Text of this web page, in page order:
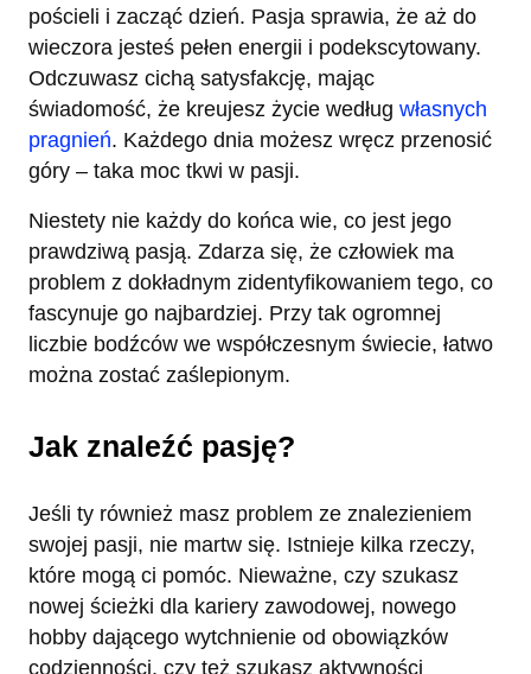
pościeli i zacząć dzień. Pasja sprawia, że aż do
wieczora jesteś pełen energii i podekscytowany.
Odczuwasz cichą satysfakcję, mając
świadomość, że kreujesz życie według własnych
pragnień. Każdego dnia możesz wręcz przenosić
góry – taka moc tkwi w pasji.
Niestety nie każdy do końca wie, co jest jego
prawdziwą pasją. Zdarza się, że człowiek ma
problem z dokładnym zidentyfikowaniem tego, co
fascynuje go najbardziej. Przy tak ogromnej
liczbie bodźców we współczesnym świecie, łatwo
można zostać zaślepionym.
Jak znaleźć pasję?
Jeśli ty również masz problem ze znalezieniem
swojej pasji, nie martw się. Istnieje kilka rzeczy,
które mogą ci pomóc. Nieważne, czy szukasz
nowej ścieżki dla kariery zawodowej, nowego
hobby dającego wytchnienie od obowiązków
codzienności, czy też szukasz aktywności